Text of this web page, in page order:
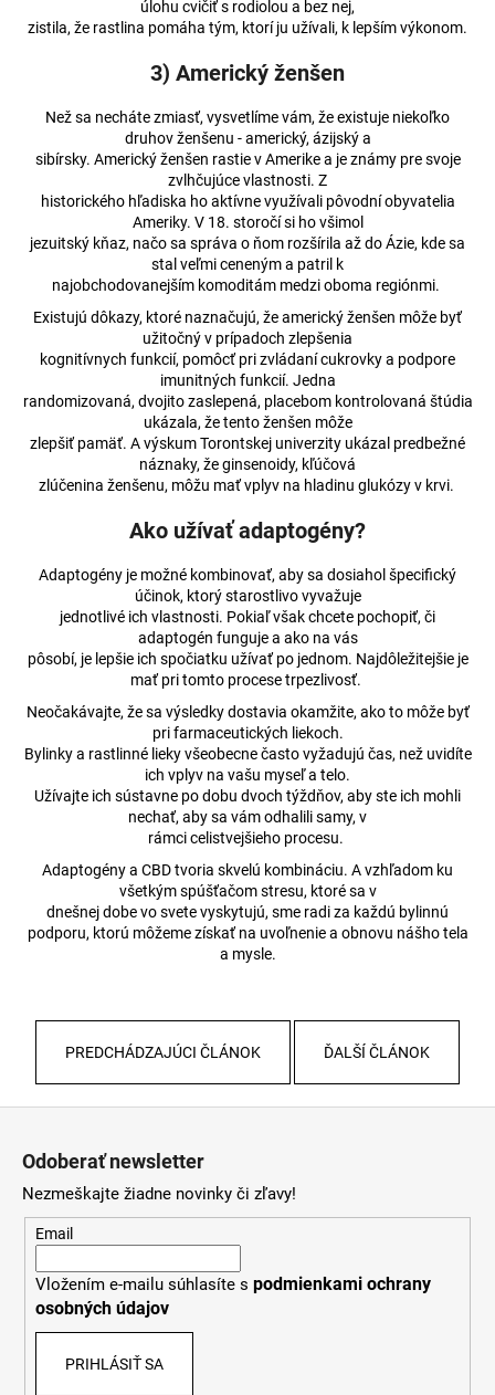
úlohu cvičiť s rodiolou a bez nej,
zistila, že rastlina pomáha tým, ktorí ju užívali, k lepším výkonom.
3) Americký ženšen
Než sa necháte zmiasť, vysvetlíme vám, že existuje niekoľko
druhov ženšenu - americký, ázijský a
sibírsky. Americký ženšen rastie v Amerike a je známy pre svoje
zvlhčujúce vlastnosti. Z
historického hľadiska ho aktívne využívali pôvodní obyvatelia
Ameriky. V 18. storočí si ho všimol
jezuitský kňaz, načo sa správa o ňom rozšírila až do Ázie, kde sa
stal veľmi ceneným a patril k
najobchodovanejším komoditám medzi oboma regiónmi.
Existujú dôkazy, ktoré naznačujú, že americký ženšen môže byť
užitočný v prípadoch zlepšenia
kognitívnych funkcií, pomôcť pri zvládaní cukrovky a podpore
imunitných funkcií. Jedna
randomizovaná, dvojito zaslepená, placebom kontrolovaná štúdia
ukázala, že tento ženšen môže
zlepšiť pamäť. A výskum Torontskej univerzity ukázal predbežné
náznaky, že ginsenoidy, kľúčová
zlúčenina ženšenu, môžu mať vplyv na hladinu glukózy v krvi.
Ako užívať adaptogény?
Adaptogény je možné kombinovať, aby sa dosiahol špecifický
účinok, ktorý starostlivo vyvažuje
jednotlivé ich vlastnosti. Pokiaľ však chcete pochopiť, či
adaptogén funguje a ako na vás
pôsobí, je lepšie ich spočiatku užívať po jednom. Najdôležitejšie je
mať pri tomto procese trpezlivosť.
Neočakávajte, že sa výsledky dostavia okamžite, ako to môže byť
pri farmaceutických liekoch.
Bylinky a rastlinné lieky všeobecne často vyžadujú čas, než uvidíte
ich vplyv na vašu myseľ a telo.
Užívajte ich sústavne po dobu dvoch týždňov, aby ste ich mohli
nechať, aby sa vám odhalili samy, v
rámci celistvejšieho procesu.
Adaptogény a CBD tvoria skvelú kombináciu. A vzhľadom ku
všetkým spúšťačom stresu, ktoré sa v
dnešnej dobe vo svete vyskytujú, sme radi za každú bylinnú
podporu, ktorú môžeme získať na uvoľnenie a obnovu nášho tela
a mysle.
PREDCHÁDZAJÚCI ČLÁNOK ĎALŠÍ ČLÁNOK
Odoberať newsletter
Nezmeškajte žiadne novinky či zľavy!
Email
Vložením e-mailu súhlasíte s podmienkami ochrany
osobných údajov
PRIHLÁSIŤ SA